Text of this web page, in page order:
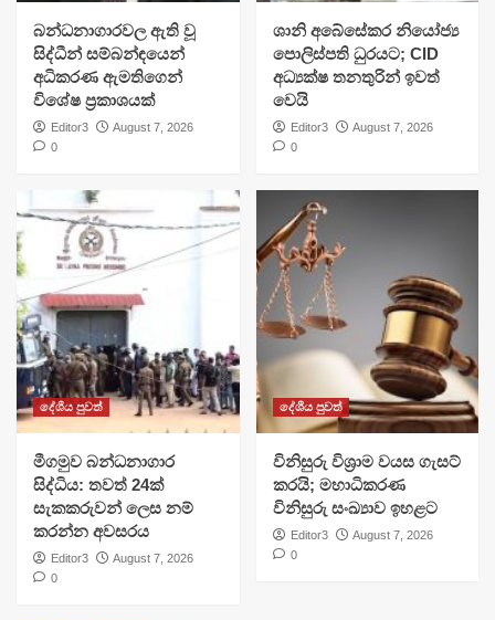
බන්ධනාගාරවල ඇති වූ
සිද්ධීන් සම්බන්ඳයෙන්
අධිකරණ ඇමතිගෙන්
විශේෂ ප්‍රකාශයක්
Editor3
August 7, 2026
0
ශානි අබේසේකර නියෝජ්‍ය
පොලිස්පති ධුරයට; CID
අධ්‍යක්ෂ තනතුරින් ඉවත්
වෙයි
Editor3
August 7, 2026
0
දේශීය පුවත්
මීගමුව බන්ධනාගාර
සිද්ධිය: තවත් 24ක්
සැකකරුවන් ලෙස නම්
කරන්න අවසරය
Editor3
August 7, 2026
0
දේශීය පුවත්
විනිසුරු විශ්‍රාම වයස ගැසට්
කරයි; මහාධිකරණ
විනිසුරු සංඛ්‍යාව ඉහළට
Editor3
August 7, 2026
0